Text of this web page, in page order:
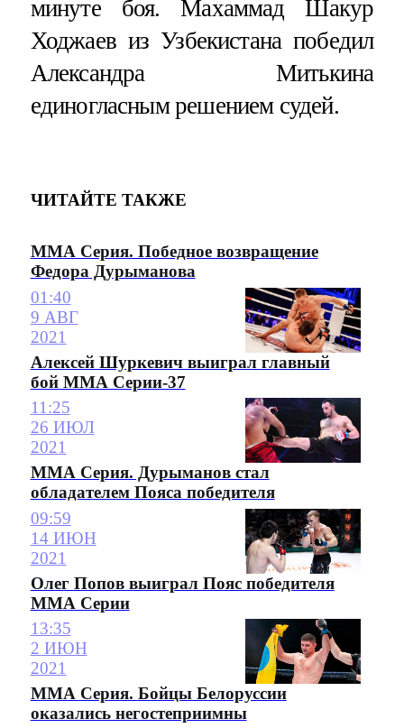
минуте боя. Махаммад Шакур
Ходжаев из Узбекистана победил
Александра Митькина
единогласным решением судей.
ЧИТАЙТЕ ТАКЖЕ
ММА Серия. Победное возвращение
Федора Дурыманова
01:40
9 АВГ
2021
Алексей Шуркевич выиграл главный
бой ММА Серии-37
11:25
26 ИЮЛ
2021
ММА Серия. Дурыманов стал
обладателем Пояса победителя
09:59
14 ИЮН
2021
Олег Попов выиграл Пояс победителя
ММА Серии
13:35
2 ИЮН
2021
ММА Серия. Бойцы Белоруссии
оказались негостеприимны